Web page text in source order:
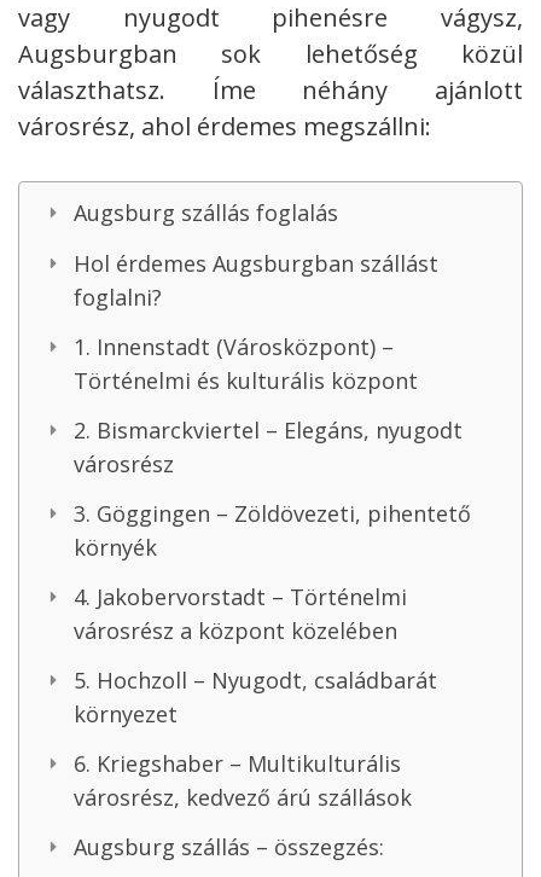
vagy nyugodt pihenésre vágysz,
Augsburgban sok lehetőség közül
választhatsz. Íme néhány ajánlott
városrész, ahol érdemes megszállni:
Augsburg szállás foglalás
Hol érdemes Augsburgban szállást
foglalni?
1. Innenstadt (Városközpont) –
Történelmi és kulturális központ
2. Bismarckviertel – Elegáns, nyugodt
városrész
3. Göggingen – Zöldövezeti, pihentető
környék
4. Jakobervorstadt – Történelmi
városrész a központ közelében
5. Hochzoll – Nyugodt, családbarát
környezet
6. Kriegshaber – Multikulturális
városrész, kedvező árú szállások
Augsburg szállás – összegzés: